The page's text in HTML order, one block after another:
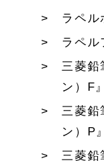
ラペル
ラペル
三菱
ン）F』
三菱
ン）P』
三菱鉛